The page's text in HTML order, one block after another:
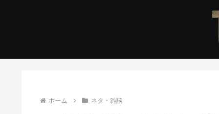
ホーム ネタ・雑談